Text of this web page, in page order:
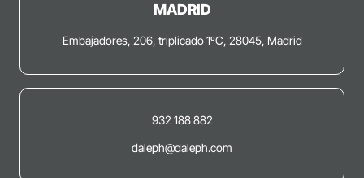
MADRID
Embajadores, 206, triplicado 1ºC, 28045, Madrid
932 188 882
daleph@daleph.com